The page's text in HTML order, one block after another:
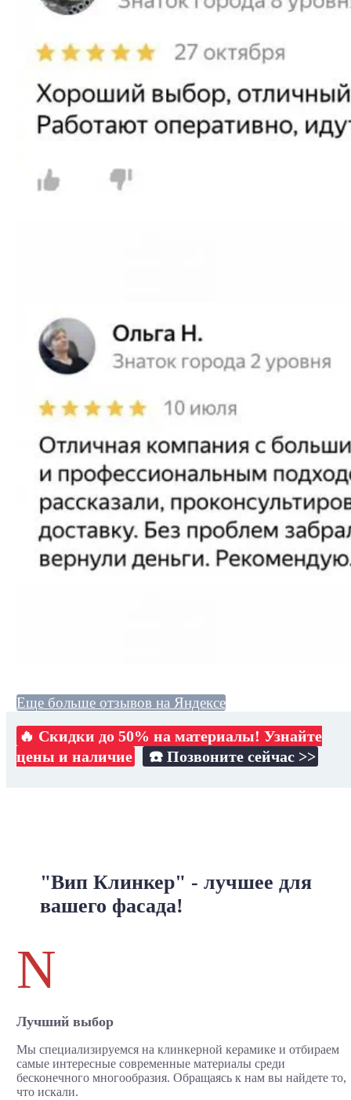
Еще больше отзывов на Яндексе
🔥 Скидки до 50% на материалы! Узнайте
цены и наличие
☎️ Позвоните сейчас >>
"Вип Клинкер" - лучшее для
вашего фасада!
N
Лучший выбор
Мы специализируемся на клинкерной керамике и отбираем
самые интересные современные материалы среди
бесконечного многообразия. Обращаясь к нам вы найдете то,
что искали.